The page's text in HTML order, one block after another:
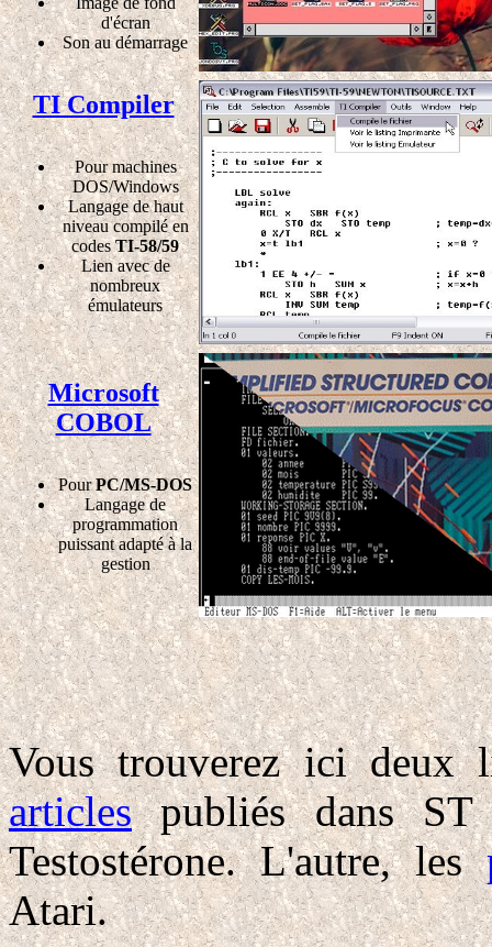
d'écran
Son au démarrage
TI Compiler
Pour machines
DOS/Windows
Langage de haut
niveau compilé en
codesTI-58/59
Lien avec de
nombreux
émulateurs
Microsoft
COBOL
PourPC/MS-DOS
Langage de
programmation
puissant adapté à la
gestion
Vous trouverez ici deux
articlespubliés dans ST
Testostérone. L'autre, les
Atari.